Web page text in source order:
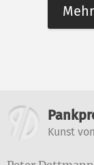
Weitere
Kunst